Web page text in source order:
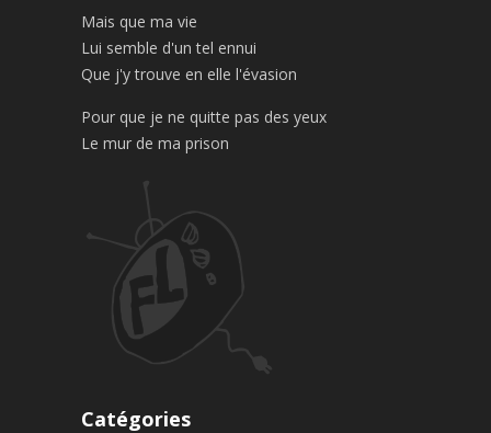
Mais que ma vie
Lui semble d'un tel ennui
Que j'y trouve en elle l'évasion
Pour que je ne quitte pas des yeux
Le mur de ma prison
Catégories